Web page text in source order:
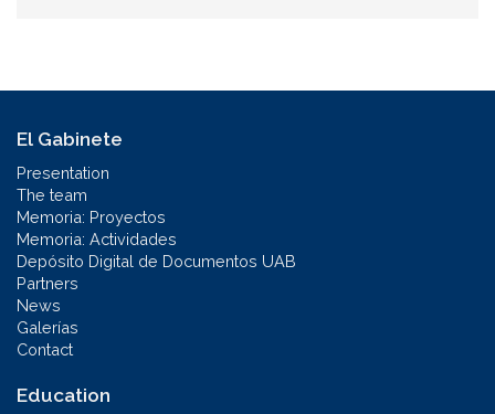
El Gabinete
Presentation
The team
Memoria: Proyectos
Memoria: Actividades
Depósito Digital de Documentos UAB
Partners
News
Galerías
Contact
Education